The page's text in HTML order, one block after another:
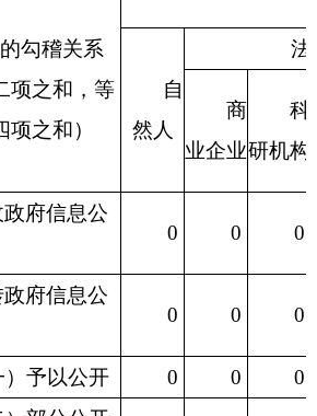
勾稽关系
项之和，等
之和）
自
然人
法
商
业企业
科
研机构
府信息公
0 0 0
府信息公
0 0 0
）予以公开 0 0
0